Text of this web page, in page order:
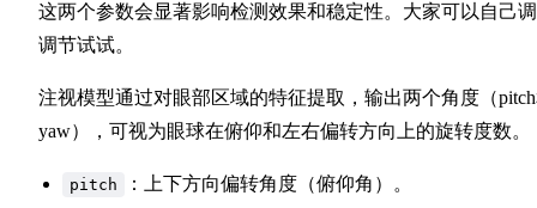
212
213
215
这两个参数会显著影响检测效果和稳定性。大家可以自己
调节试试。
注视模型通过对眼部区域的特征提取，输出两个角度（
yaw），可视为眼球在俯仰和左右偏转方向上的旋转度数。
pitch ：上下方向偏转角度（俯仰角）。